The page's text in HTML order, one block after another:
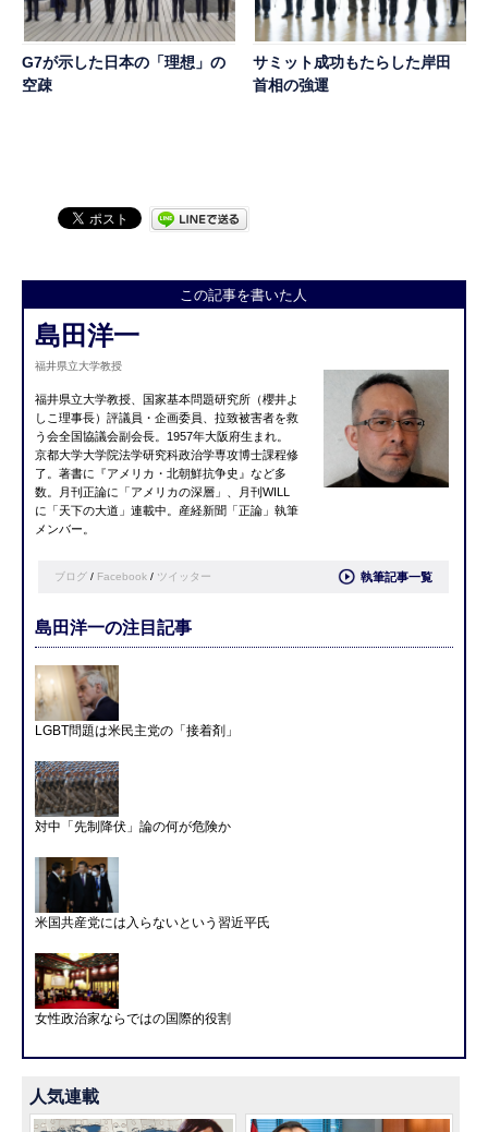
G7が示した日本の「理想」の
空疎
サミット成功もたらした岸田
首相の強運
この記事を書いた人
島田洋一
福井県立大学教授
福井県立大学教授、国家基本問題研究所（櫻井よ
しこ理事長）評議員・企画委員、拉致被害者を救
う会全国協議会副会長。1957年大阪府生まれ。
京都大学大学院法学研究科政治学専攻博士課程修
了。著書に『アメリカ・北朝鮮抗争史』など多
数。月刊正論に「アメリカの深層」、月刊WILL
に「天下の大道」連載中。産経新聞「正論」執筆
メンバー。
ブログ / Facebook / ツイッター 執筆記事一覧
島田洋一の注目記事
LGBT問題は米民主党の「接着剤」
対中「先制降伏」論の何が危険か
米国共産党には入らないという習近平氏
女性政治家ならではの国際的役割
人気連載